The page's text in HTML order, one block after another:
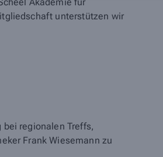
Akademie für
unterstützen wir
regionalen Treffs,
Frank Wiesemann zu